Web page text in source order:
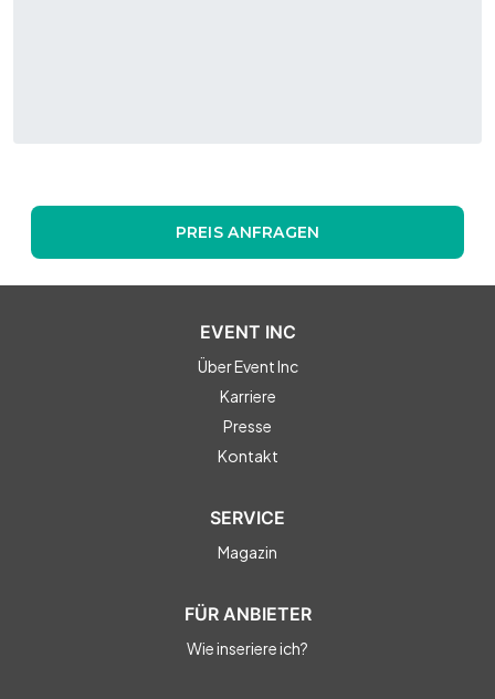
PREIS ANFRAGEN
EVENT INC
Über Event Inc
Karriere
Presse
Kontakt
SERVICE
Magazin
FÜR ANBIETER
Wie inseriere ich?